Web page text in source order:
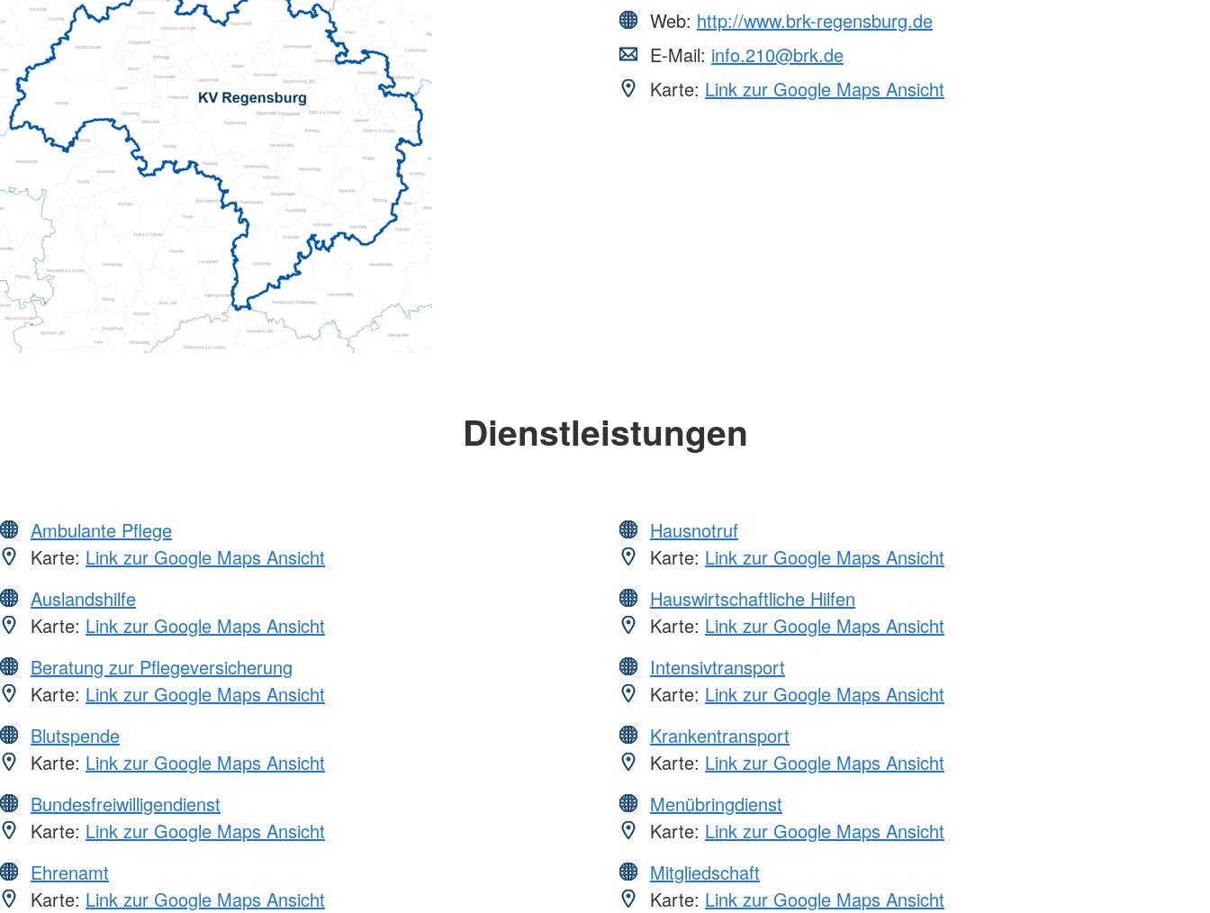
Web: http://www.brk-regensburg.de
E-Mail: info.210@brk.de
Karte: Link zur Google Maps Ansicht
Dienstleistungen
Ambulante Pflege
Karte: Link zur Google Maps Ansicht
Auslandshilfe
Karte: Link zur Google Maps Ansicht
Beratung zur Pflegeversicherung
Karte: Link zur Google Maps Ansicht
Blutspende
Karte: Link zur Google Maps Ansicht
Bundesfreiwilligendienst
Karte: Link zur Google Maps Ansicht
Ehrenamt
Karte: Link zur Google Maps Ansicht
Hausnotruf
Karte: Link zur Google Maps Ansicht
Hauswirtschaftliche Hilfen
Karte: Link zur Google Maps Ansicht
Intensivtransport
Karte: Link zur Google Maps Ansicht
Krankentransport
Karte: Link zur Google Maps Ansicht
Menübringdienst
Karte: Link zur Google Maps Ansicht
Mitgliedschaft
Karte: Link zur Google Maps Ansicht